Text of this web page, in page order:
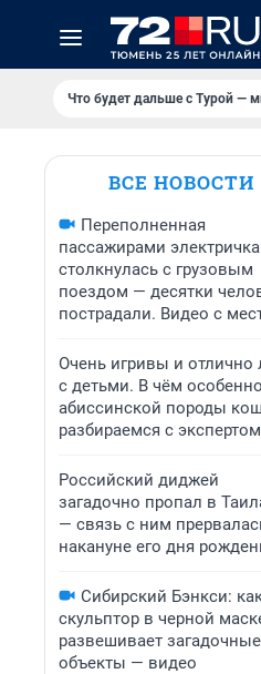
Что будет дальше с Турой —
ВСЕ НОВОСТИ
Переполненная
пассажирами электричка
столкнулась с грузовым
поездом — десятки
пострадали. Видео с
Очень игривы и отлично
с детьми. В чём
абиссинской породы
разбираемся с экспертом
Российский диджей
загадочно пропал в
— связь с ним
накануне его дня
Сибирский Бэнкси:
скульптор в черной
развешивает загадочные
объекты — видео